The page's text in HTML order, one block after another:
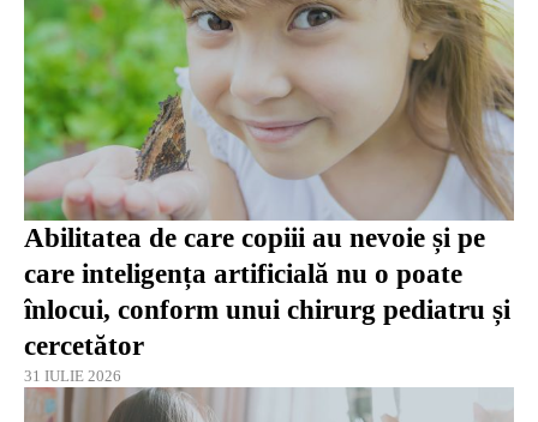
Abilitatea de care copiii au nevoie și pe
care inteligența artificială nu o poate
înlocui, conform unui chirurg pediatru și
cercetător
31 IULIE 2026